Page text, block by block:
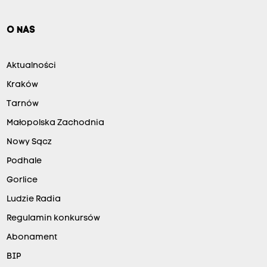
O NAS
Aktualności
Kraków
Tarnów
Małopolska Zachodnia
Nowy Sącz
Podhale
Gorlice
Ludzie Radia
Regulamin konkursów
Abonament
BIP